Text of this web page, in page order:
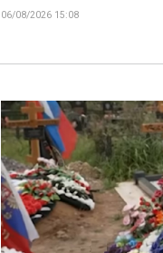
06/08/2026 15:08